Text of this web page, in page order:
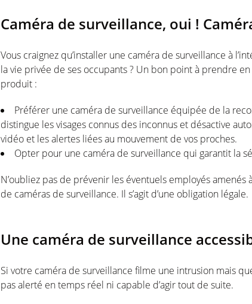
Caméra de surveillance, oui !
Vous craignez qu’installer une caméra de surveillance à
la vie privée de ses occupants ? Un bon point à prendre
produit :
Préférer une caméra de surveillance équipée de la
distingue les visages connus des inconnus et désactive
vidéo et les alertes liées au mouvement de vos proches.
Opter pour une caméra de surveillance qui garantit la
N’oubliez pas de prévenir les éventuels employés amenés
de caméras de surveillance. Il s’agit d’une obligation légale.
Une caméra de surveillance
Si votre caméra de surveillance filme une intrusion mais
pas alerté en temps réel ni capable d’agir tout de suite.